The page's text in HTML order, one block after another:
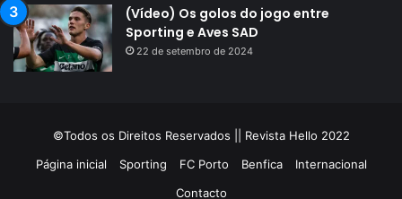
(Vídeo) Os golos do jogo entre
Sporting e Aves SAD
22 de setembro de 2024
©Todos os Direitos Reservados || Revista Hello 2022
Página inicial
Sporting FC Porto Benfica
Internacional
Contacto